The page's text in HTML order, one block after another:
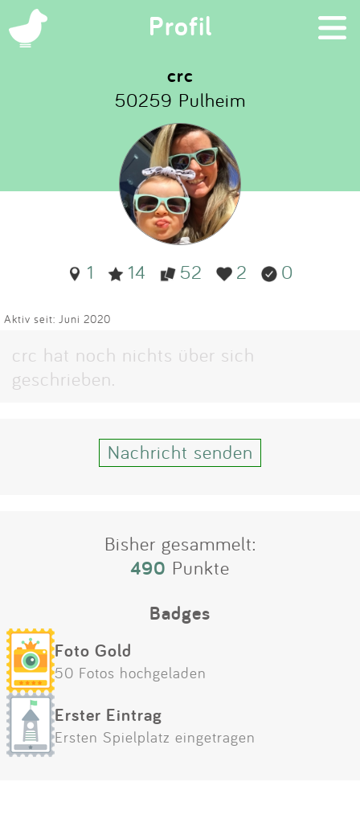
Profil ×
Suchen
Eintragen
App
Blog
Partner
Impressum
crc
50259 Pulheim
1 14 52 2 0
Aktiv seit: Juni 2020
crc hat noch nichts über sich
geschrieben.
Nachricht senden
Bisher gesammelt:
490 Punkte
Badges
Foto Gold
50 Fotos hochgeladen
Erster Eintrag
Ersten Spielplatz eingetragen